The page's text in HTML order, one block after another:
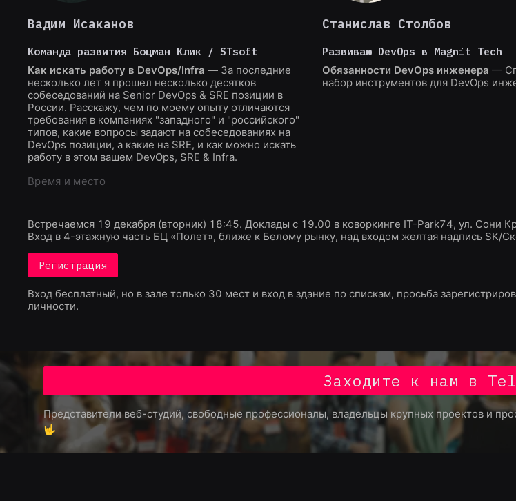
Вадим Исаканов
Команда развития Боцман Клик / STsoft
Как искать работу в DevOps/Infra — За последние
несколько лет я прошел несколько десятков
собеседований на Senior DevOps & SRE позиции в
России. Расскажу, чем по моему опыту отличаются
требования в компаниях "западного" и "российского"
типов, какие вопросы задают на собеседованиях на
DevOps позиции, а какие на SRE, и как можно искать
работу в этом вашем DevOps, SRE & Infra.
Станислав Столбов
Развиваю DevOps в Magnit Tech
Обязанности DevOps инженера —
набор инструментов для DevOps
Время и место
Встречаемся 19 декабря (вторник) 18:45. Доклады с 19.00 в коворкинге IT-Park74, ул. Сони
Вход в 4-этажную часть БЦ «Полет», ближе к Белому рынку, над входом желтая надпись SK/
Регистрация
Вход бесплатный, но в зале только 30 мест и вход в здание по спискам, просьба
личности.
Заходите к нам в
Представители веб-студий, свободные профессионалы, владельцы крупных проектов и
🤟